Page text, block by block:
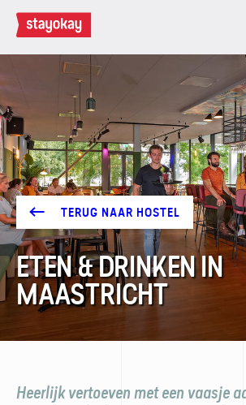
TERUG NAAR HOSTEL
ETEN & DRINKEN IN
MAASTRICHT
Heerlijk vertoeven met een vaasje